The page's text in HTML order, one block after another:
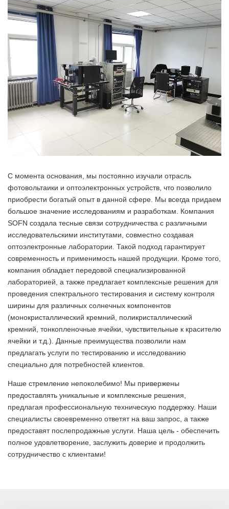
С момента основания, мы постоянно изучали отрасль
фотовольтаики и оптоэлектронных устройств, что позволило
приобрести богатый опыт в данной сфере. Мы всегда придаем
большое значение исследованиям и разработкам. Компания
SOFN создала тесные связи сотрудничества с различными
исследовательскими институтами, совместно создавая
оптоэлектронные лаборатории. Такой подход гарантирует
современность и применимость нашей продукции. Кроме того,
компания обладает передовой специализированной
лабораторией, а также предлагает комплексные решения для
проведения спектрального тестирования и систему контроля
ширины для различных солнечных компонентов
(монокристаллический кремний, поликристаллический
кремний, тонкопленочные ячейки, чувствительные к красителю
ячейки и т.д.). Данные преимущества позволили нам
предлагать услуги по тестированию и исследованию
специально для потребностей клиентов.
Наше стремление непоколебимо! Мы привержены
предоставлять уникальные и комплексные решения,
предлагая профессиональную техническую поддержку. Наши
специалисты своевременно ответят на ваш запрос, а также
предоставят послепродажные услуги. Наша цель - обеспечить
полное удовлетворение, заслужить доверие и продолжить
сотрудничество с клиентами!